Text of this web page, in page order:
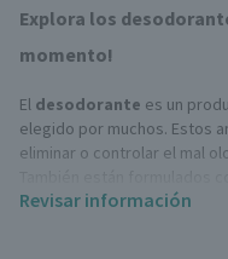
Explora los
momento!
El desodorante es un
elegido por muchos. Estos
eliminar o controlar el mal
propagación y neutralizar
Revisar información